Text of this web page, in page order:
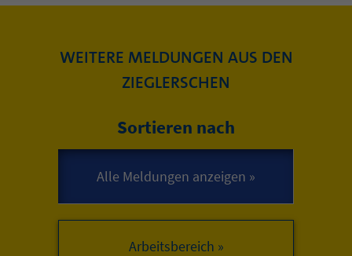
WEITERE MELDUNGEN AUS DEN
ZIEGLERSCHEN
Sortieren nach
Arbeitsbereich »